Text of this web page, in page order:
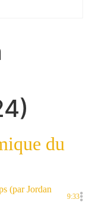
du
(par Jordan
9:33